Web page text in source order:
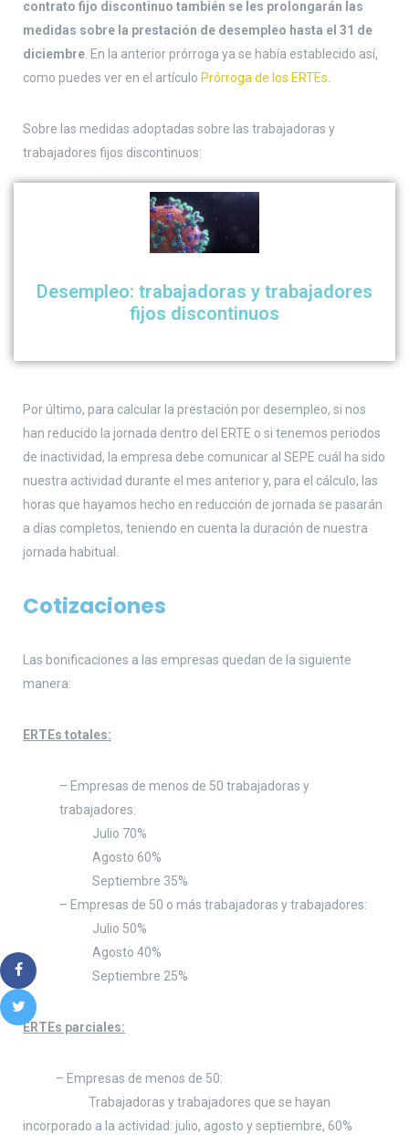
contrato fijo discontinuo también se les prolongarán las
medidas sobre la prestación de desempleo hasta el 31 de
diciembre . En la anterior prórroga ya se había establecido así,
como puedes ver en el artículo Prórroga de los ERTEs
Sobre las medidas adoptadas sobre las trabajadoras y
trabajadores fijos discontinuos:
Desempleo: trabajadoras y trabajadores
fijos discontinuos
Por último, para calcular la prestación por desempleo, si nos
han reducido la jornada dentro del ERTE o si tenemos periodos
de inactividad, la empresa debe comunicar al SEPE cuál ha sido
nuestra actividad durante el mes anterior y, para el cálculo, las
horas que hayamos hecho en reducción de jornada se pasarán
a días completos, teniendo en cuenta la duración de nuestra
jornada habitual.
Cotizaciones
Las bonificaciones a las empresas quedan de la siguiente
manera:
ERTEs totales:
– Empresas de menos de 50 trabajadoras y
trabajadores:
Julio 70%
Agosto 60%
Septiembre 35%
– Empresas de 50 o más trabajadoras y trabajadores:
Julio 50%
Agosto 40%
Septiembre 25%
ERTEs parciales:
– Empresas de menos de 50:
Trabajadoras y trabajadores que se hayan
incorporado a la actividad: julio, agosto y septiembre, 60%